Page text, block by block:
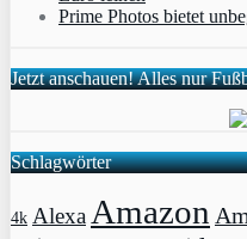
Prime Photos bietet
Jetzt anschauen! Alles nur
Schlagwörter
4k AlexaAmazon